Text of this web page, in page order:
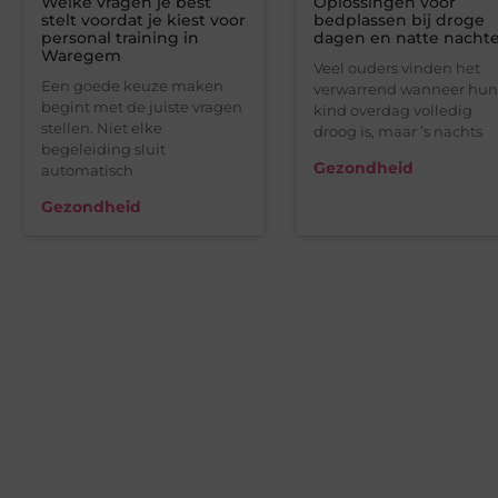
stelt voordat je kiest voor
personal training in
Waregem
Een goede keuze maken
begint met de juiste vragen
stellen. Niet elke
begeleiding sluit
automatisch
Gezondheid
bedplassen bij droge
dagen en natte
Veel ouders vinden het
verwarrend wanneer hun
kind overdag volledig
droog is, maar ’s nachts
Gezondheid